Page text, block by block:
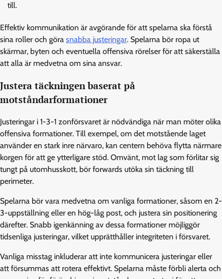
till.
Effektiv kommunikation är avgörande för att spelarna ska förstå
sina roller och göra snabba justeringar. Spelarna bör ropa ut
skärmar, byten och eventuella offensiva rörelser för att säkerställa
att alla är medvetna om sina ansvar.
Justera täckningen baserat på
motståndarformationer
Justeringar i 1-3-1 zonförsvaret är nödvändiga när man möter olika
offensiva formationer. Till exempel, om det motstående laget
använder en stark inre närvaro, kan centern behöva flytta närmare
korgen för att ge ytterligare stöd. Omvänt, mot lag som förlitar sig
tungt på utomhusskott, bör forwards utöka sin täckning till
perimeter.
Spelarna bör vara medvetna om vanliga formationer, såsom en 2-
3-uppställning eller en hög-låg post, och justera sin positionering
därefter. Snabb igenkänning av dessa formationer möjliggör
tidsenliga justeringar, vilket upprätthåller integriteten i försvaret.
Vanliga misstag inkluderar att inte kommunicera justeringar eller
att försummas att rotera effektivt. Spelarna måste förbli alerta och